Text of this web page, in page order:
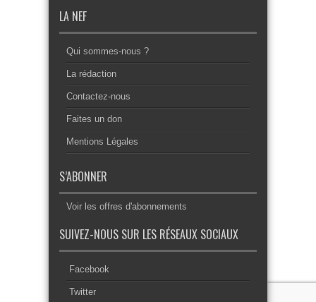
LA NEF
Qui sommes-nous ?
La rédaction
Contactez-nous
Faites un don
Mentions Légales
S’ABONNER
Voir les offres d'abonnements
SUIVEZ-NOUS SUR LES RÉSEAUX SOCIAUX
Facebook
Twitter